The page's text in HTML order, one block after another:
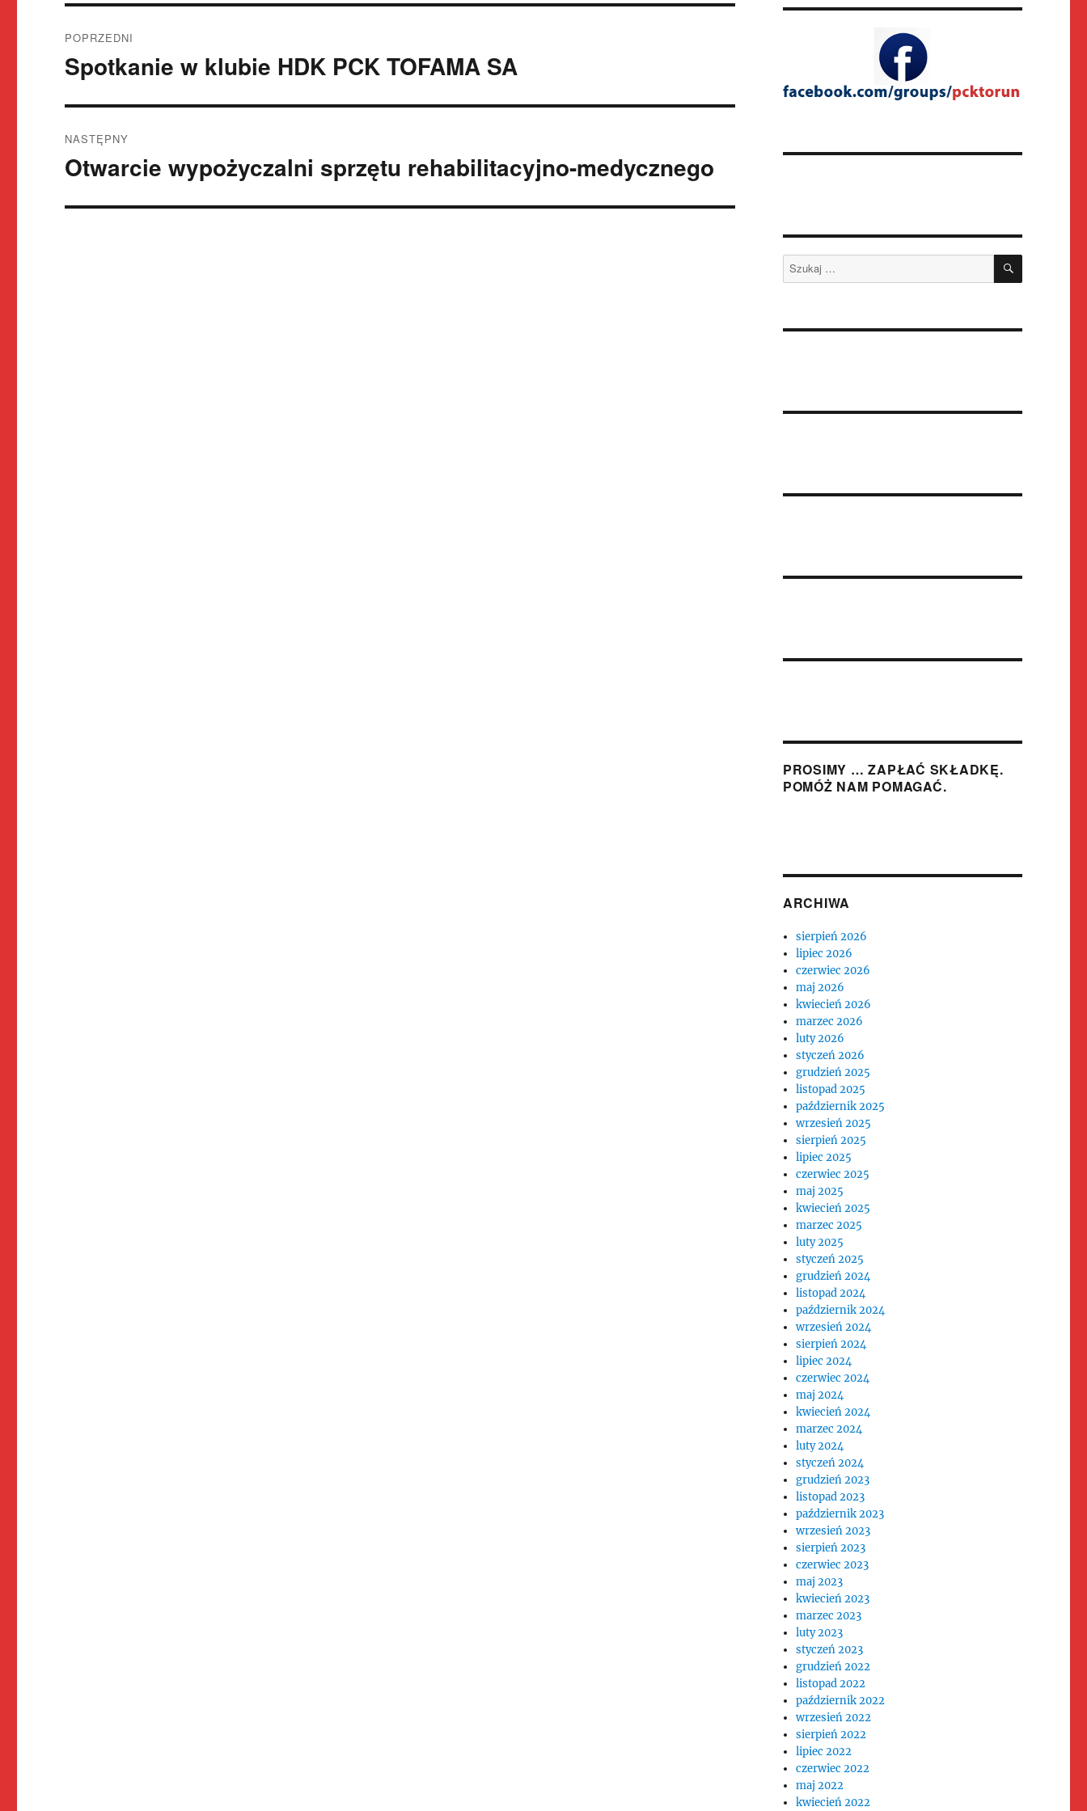
wpisu
POPRZEDNI
Poprzedni
wpis:
Spotkanie w klubie HDK PCK TOFAMA SA
NASTĘPNY
Następny
Otwarcie wypożyczalni sprzętu rehabilitacyjno-medycznego
Szukaj: SZUKAJ
PROSIMY … ZAPŁAĆ SKŁADKĘ.
POMÓŻ NAM POMAGAĆ.
ARCHIWA
sierpień 2026
lipiec 2026
czerwiec 2026
maj 2026
kwiecień 2026
marzec 2026
luty 2026
styczeń 2026
grudzień 2025
listopad 2025
październik 2025
wrzesień 2025
sierpień 2025
lipiec 2025
czerwiec 2025
maj 2025
kwiecień 2025
marzec 2025
luty 2025
styczeń 2025
grudzień 2024
listopad 2024
październik 2024
wrzesień 2024
sierpień 2024
lipiec 2024
czerwiec 2024
maj 2024
kwiecień 2024
marzec 2024
luty 2024
styczeń 2024
grudzień 2023
listopad 2023
październik 2023
wrzesień 2023
sierpień 2023
czerwiec 2023
maj 2023
kwiecień 2023
marzec 2023
luty 2023
styczeń 2023
grudzień 2022
listopad 2022
październik 2022
wrzesień 2022
sierpień 2022
lipiec 2022
czerwiec 2022
maj 2022
kwiecień 2022